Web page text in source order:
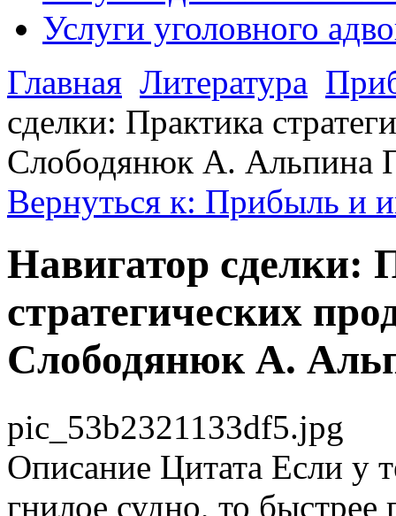
Услуги уголовного
Главная Литература
сделки: Практика
Слободянюк А. Альпина
Вернуться к: Прибыль и
Навигатор сделки:
стратегических
Слободянюк А.
pic_53b2321133df5.jpg
Описание Цитата Если у
гнилое судно, то